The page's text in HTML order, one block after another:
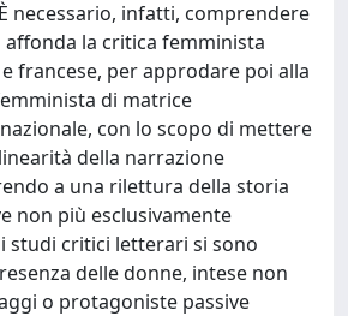
necessario, infatti, comprendere
la critica femminista
francese, per approdare poi alla
di matrice
con lo scopo di mettere
della narrazione
a una rilettura della storia
non più esclusivamente
studi critici letterari si sono
delle donne, intese non
o protagoniste passive